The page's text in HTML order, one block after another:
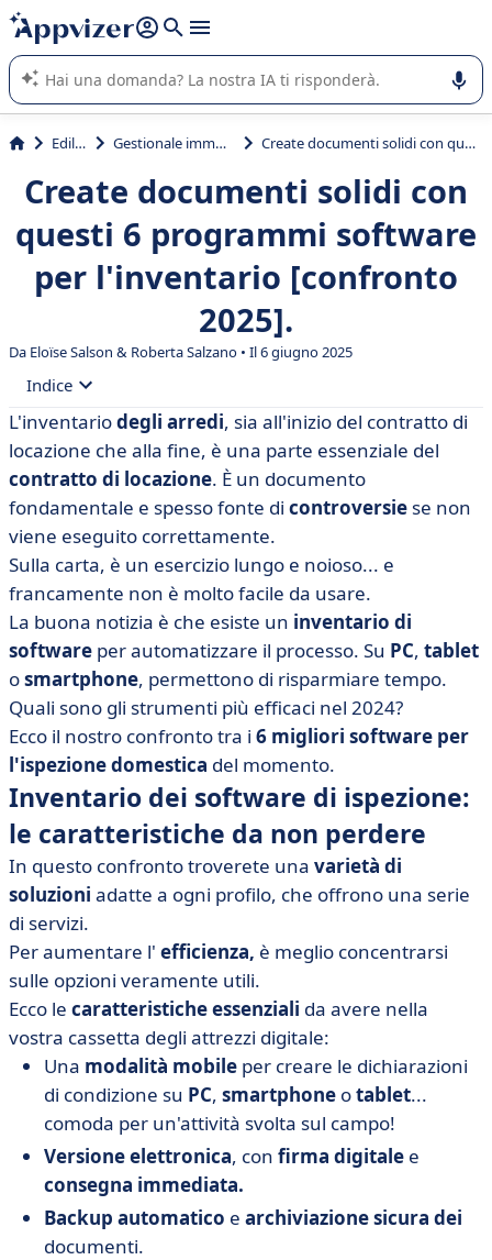
righe con
shift + enter
L'IA di Appvizer vi guida nell'utilizzo o nella scelta di un
software SaaS per la vostra azienda.
Edilizia Gestionale immobiliare Create documenti solidi con questi 6 programmi software per l'inventario [confronto 2025].
Create documenti solidi con
questi 6 programmi software
per l'inventario [confronto
2025].
Da Eloïse Salson & Roberta Salzano • Il 6 giugno 2025
Indice
• Inventario dei software di ispezione: le caratteristiche
da non perdere
• Tabella comparativa del miglior inventario di software
di fissaggio nel 2025
• Chapps
• EDL.Net
• EdlSoft
• EDOUARD Immo
• JeLoueBien
• Kizeo Forms
• Come scegliere il software per l'inventario degli
impianti?
L'inventariodegli arredi, sia all'inizio del contratto di
locazione che alla fine, è una parte essenziale del
contratto di locazione. È un documento
fondamentale e spesso fonte di controversie se non
viene eseguito correttamente.
Sulla carta, è un esercizio lungo e noioso... e
francamente non è molto facile da usare.
La buona notizia è che esiste un inventario di
software per automatizzare il processo. Su PC, tablet
osmartphone, permettono di risparmiare tempo.
Quali sono gli strumenti più efficaci nel 2024?
Ecco il nostro confronto tra i 6 migliori software per
l'ispezione domestica del momento.
Inventario dei software di ispezione:
le caratteristiche da non perdere
In questo confronto troverete una varietà di
soluzioni adatte a ogni profilo, che offrono una serie
di servizi.
Per aumentare l' efficienza, è meglio concentrarsi
sulle opzioni veramente utili.
Ecco le caratteristiche essenziali da avere nella
vostra cassetta degli attrezzi digitale:
Una modalità mobile per creare le dichiarazioni
di condizione su PC, smartphone otablet...
comoda per un'attività svolta sul campo!
Versione elettronica, con firma digitale e
consegna immediata.
Backup automatico e archiviazione sicura dei
documenti.